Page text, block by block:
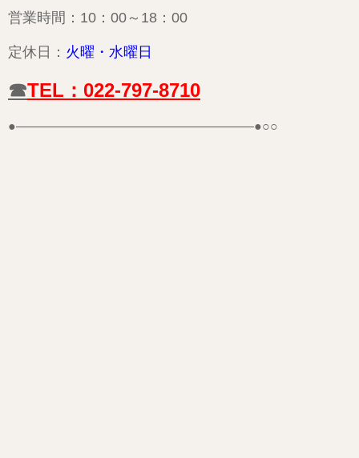
営業時間：10：00～18：00
定休日： 火曜・ 水曜日
☎TEL：022-797-8710
●——————————————————–●○○